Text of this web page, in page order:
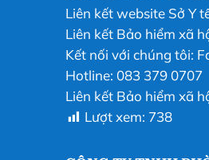
Liên kết website Sở Y
Liên kết Bảo hiểm xã
Kết nối với chúng tôi:
Hotline: 083 379 0707
Liên kết Bảo hiểm xã
Lượt xem: 738